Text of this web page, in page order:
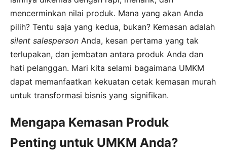
mencerminkan nilai produk. Mana yang akan Anda
pilih? Tentu saja yang kedua, bukan? Kemasan adalah
silent salesperson Anda, kesan pertama yang tak
terlupakan, dan jembatan antara produk Anda dan
hati pelanggan. Mari kita selami bagaimana UMKM
dapat memanfaatkan kekuatan cetak kemasan murah
untuk transformasi bisnis yang signifikan.
Mengapa Kemasan Produk
Penting untuk UMKM Anda?